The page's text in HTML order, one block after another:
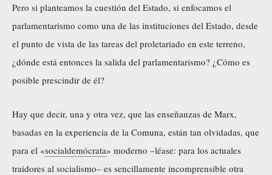
Pero si planteamos la cuestión del Estado, si enfocamos el
parlamentarismo como una de las instituciones del Estado, desde
el punto de vista de las tareas del proletariado en este terreno,
¿dónde está entonces la salida del parlamentarismo? ¿Cómo es
posible prescindir de él?
Hay que decir, una y otra vez, que las enseñanzas de Marx,
basadas en la experiencia de la Comuna, están tan olvidadas, que
para el «socialdemócrata» moderno –léase: para los actuales
traidores al socialismo– es sencillamente incomprensible otra